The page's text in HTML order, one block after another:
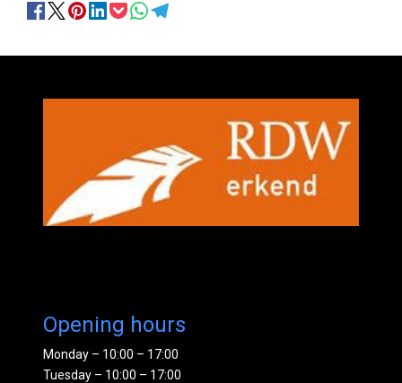
Opening hours
Monday – 10:00 – 17:00
Tuesday – 10:00 – 17:00